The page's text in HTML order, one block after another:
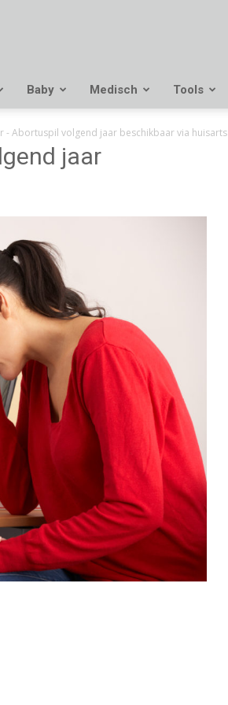
Baby Medisch Tools
- Abortuspil volgend jaar beschikbaar via huisarts
jaar